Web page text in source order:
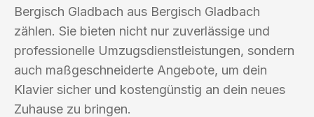
Bergisch Gladbach aus Bergisch Gladbach
zählen. Sie bieten nicht nur zuverlässige und
professionelle Umzugsdienstleistungen, sondern
auch maßgeschneiderte Angebote, um dein
Klavier sicher und kostengünstig an dein neues
Zuhause zu bringen.